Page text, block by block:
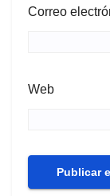
Correo
Web